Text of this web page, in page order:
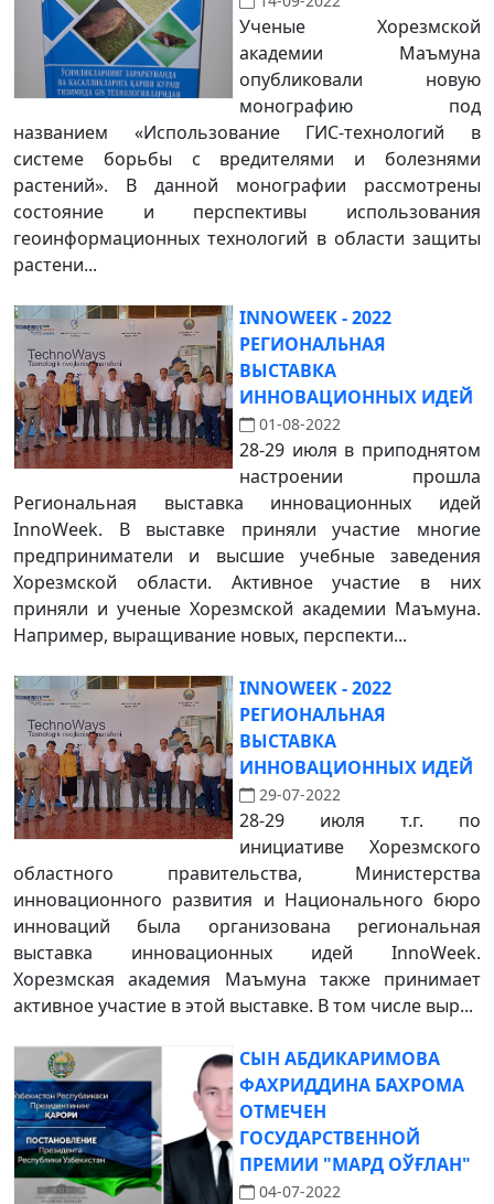
Ученые Хорезмской
академии Маъмуна
опубликовали новую
монографию под
названием «Использование ГИС-технологий в
системе борьбы с вредителями и болезнями
растений». В данной монографии рассмотрены
состояние и перспективы использования
геоинформационных технологий в области защиты
растени...
INNOWEEK - 2022
РЕГИОНАЛЬНАЯ
ВЫСТАВКА
ИННОВАЦИОННЫХ ИДЕЙ
01-08-2022
28-29 июля в приподнятом
настроении прошла
Региональная выставка инновационных идей
InnoWeek. В выставке приняли участие многие
предприниматели и высшие учебные заведения
Хорезмской области. Активное участие в них
приняли и ученые Хорезмской академии Маъмуна.
Например, выращивание новых, перспекти...
INNOWEEK - 2022
РЕГИОНАЛЬНАЯ
ВЫСТАВКА
ИННОВАЦИОННЫХ ИДЕЙ
29-07-2022
28-29 июля т.г. по
инициативе Хорезмского
областного правительства, Министерства
инновационного развития и Национального бюро
инноваций была организована региональная
выставка инновационных идей InnoWeek.
Хорезмская академия Маъмуна также принимает
активное участие в этой выставке. В том числе выр...
СЫН АБДИКАРИМОВА
ФАХРИДДИНА БАХРОМА
ОТМЕЧЕН
ГОСУДАРСТВЕННОЙ
ПРЕМИИ "МАРД ОЎҒЛАН"
04-07-2022